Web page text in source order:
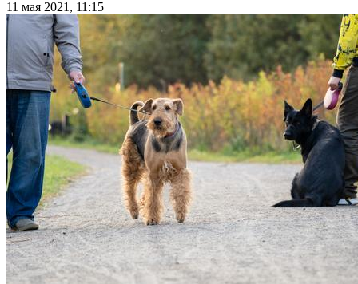
11 мая 2021, 11:15